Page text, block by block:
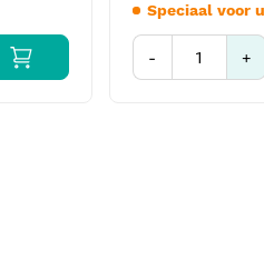
Speciaal voor
- +